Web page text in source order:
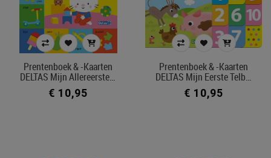
Prentenboek & -kaarten
DELTAS Mijn Allereerste…
€ 10,95
Prentenboek & -kaarten
DELTAS Mijn Eerste Telb…
€ 10,95